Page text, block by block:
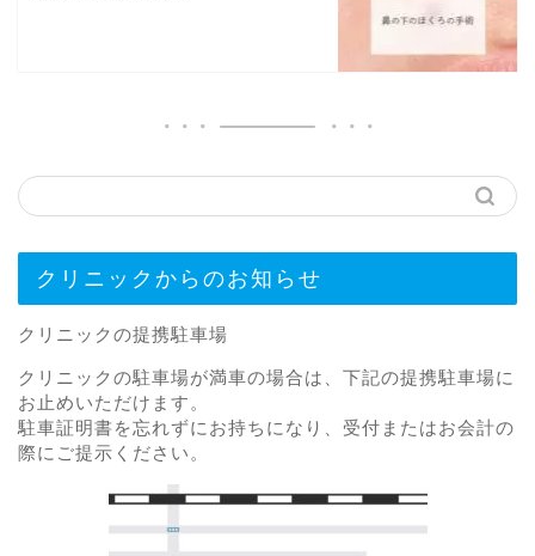
クリニックからのお知らせ
クリニックの提携駐車場
クリニックの駐車場が満車の場合は、下記の提携駐車場に
お止めいただけます。
駐車証明書を忘れずにお持ちになり、受付またはお会計の
際にご提示ください。